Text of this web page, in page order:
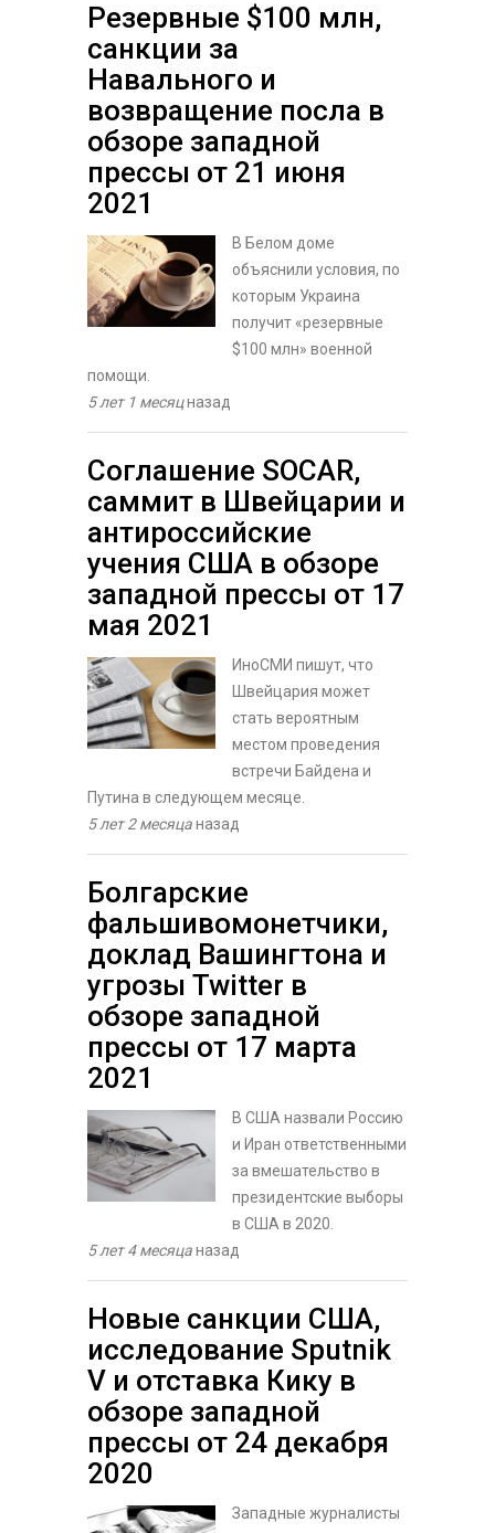
Резервные $100 млн,
санкции за
Навального и
возвращение посла в
обзоре западной
прессы от 21 июня
2021
В Белом доме
объяснили условия, по
которым Украина
получит «резервные
$100 млн» военной
помощи.
5 лет 1 месяцназад
Соглашение SOCAR,
саммит в Швейцарии и
антироссийские
учения США в обзоре
западной прессы от 17
мая 2021
ИноСМИ пишут, что
Швейцария может
стать вероятным
местом проведения
встречи Байдена и
Путина в следующем месяце.
5 лет 2 месяцаназад
Болгарские
фальшивомонетчики,
доклад Вашингтона и
угрозы Twitter в
обзоре западной
прессы от 17 марта
2021
В США назвали Россию
и Иран ответственными
за вмешательство в
президентские выборы
в США в 2020.
5 лет 4 месяцаназад
Новые санкции США,
исследование Sputnik
V и отставка Кику в
обзоре западной
прессы от 24 декабря
2020
Западные журналисты